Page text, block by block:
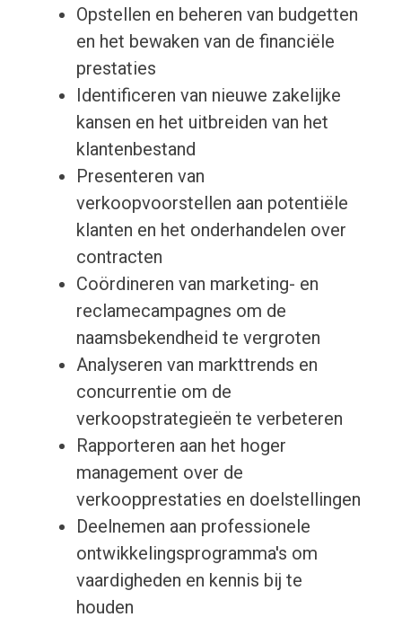
Opstellen en beheren van budgetten
en het bewaken van de financiële
prestaties
Identificeren van nieuwe zakelijke
kansen en het uitbreiden van het
klantenbestand
Presenteren van
verkoopvoorstellen aan potentiële
klanten en het onderhandelen over
contracten
Coördineren van marketing- en
reclamecampagnes om de
naamsbekendheid te vergroten
Analyseren van markttrends en
concurrentie om de
verkoopstrategieën te verbeteren
Rapporteren aan het hoger
management over de
verkoopprestaties en doelstellingen
Deelnemen aan professionele
ontwikkelingsprogramma's om
vaardigheden en kennis bij te
houden